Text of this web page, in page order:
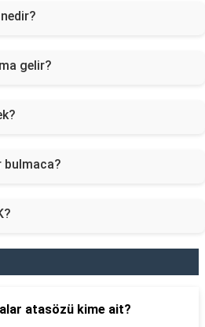
gelir?
bulmaca?
atasözü kime ait?